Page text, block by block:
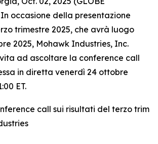
occasione della presentazione
trimestre 2025, che avrà luogo
2025, Mohawk Industries, Inc.
ad ascoltare la conference call
in diretta venerdì 24 ottobre
ET.
call sui risultati del terzo